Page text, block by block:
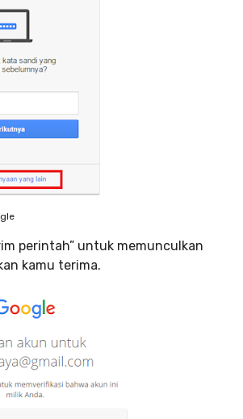
perintah” untuk memunculkan
kamu terima.